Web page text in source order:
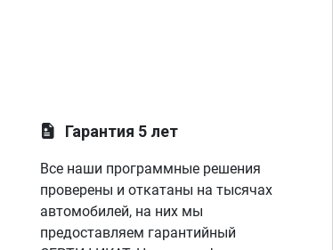
Гарантия 5 лет
Все наши программные решения
проверены и откатаны на тысячах
автомобилей, на них мы
предоставляем гарантийный